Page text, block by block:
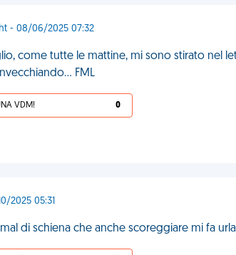
- 08/06/2025 07:32
come tutte le mattine, mi sono stirato nel
FML
VDM! 0
2025 05:31
di schiena che anche scoreggiare mi fa